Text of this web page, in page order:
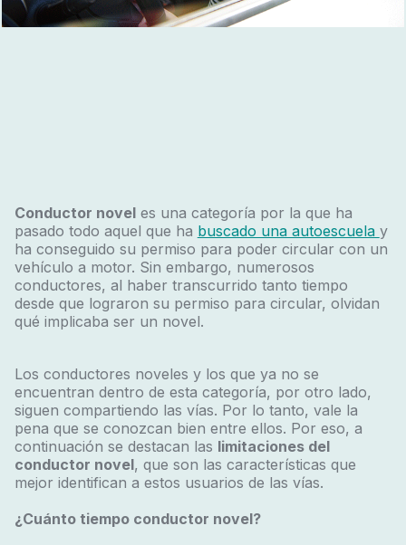
Conductor noveles una categoría por la que ha
pasado todo aquel que ha buscado una autoescuela y
ha conseguido su permiso para poder circular con un
vehículo a motor. Sin embargo, numerosos
conductores, al haber transcurrido tanto tiempo
desde que lograron su permiso para circular, olvidan
qué implicaba ser un novel.
Los conductores noveles y los que ya no se
encuentran dentro de esta categoría, por otro lado,
siguen compartiendo las vías. Por lo tanto, vale la
pena que se conozcan bien entre ellos. Por eso, a
continuación se destacan las limitaciones del
conductor novel, que son las características que
mejor identifican a estos usuarios de las vías.
¿Cuánto tiempo conductor novel?